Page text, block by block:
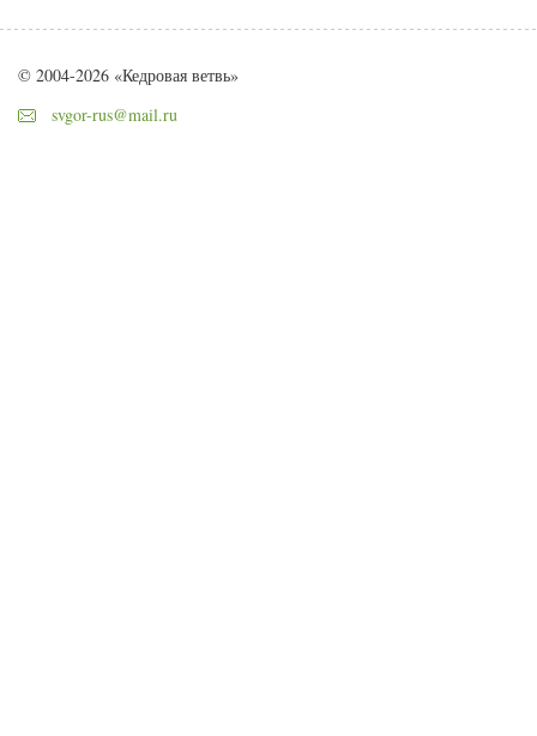
© 2004-2026 «Кедровая ветвь»
svgor-rus@mail.ru